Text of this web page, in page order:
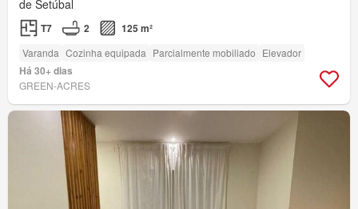
de Setúbal
T7 2 125 m²
Varanda Cozinha equipada Parcialmente mobiliado Elevador
Há 30+ dias
GREEN-ACRES